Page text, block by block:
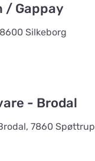
Tvis
/ Gappay
Silkeborg
- Brodal
7860 Spøttrup